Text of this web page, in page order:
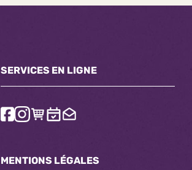
SERVICES EN LIGNE
MENTIONS LÉGALES